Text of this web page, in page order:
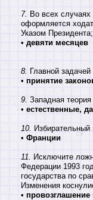
7. Во всех
оформляется
Указом
• девяти месяцев
8. Главной
• принятие
9. Западная
• естественные,
10. Избирательный
• Франции
11.
Исключите
Федерации 1993
государства по
Изменения
• провозглашение